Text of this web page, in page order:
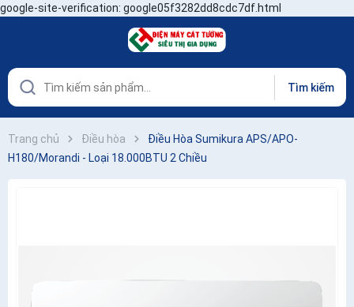
google-site-verification: google05f3282dd8cdc7df.html
Tìm kiếm
Trang chủ Điều hòa
Điều Hòa Sumikura APS/APO-
H180/Morandi - Loại 18.000BTU 2 Chiều